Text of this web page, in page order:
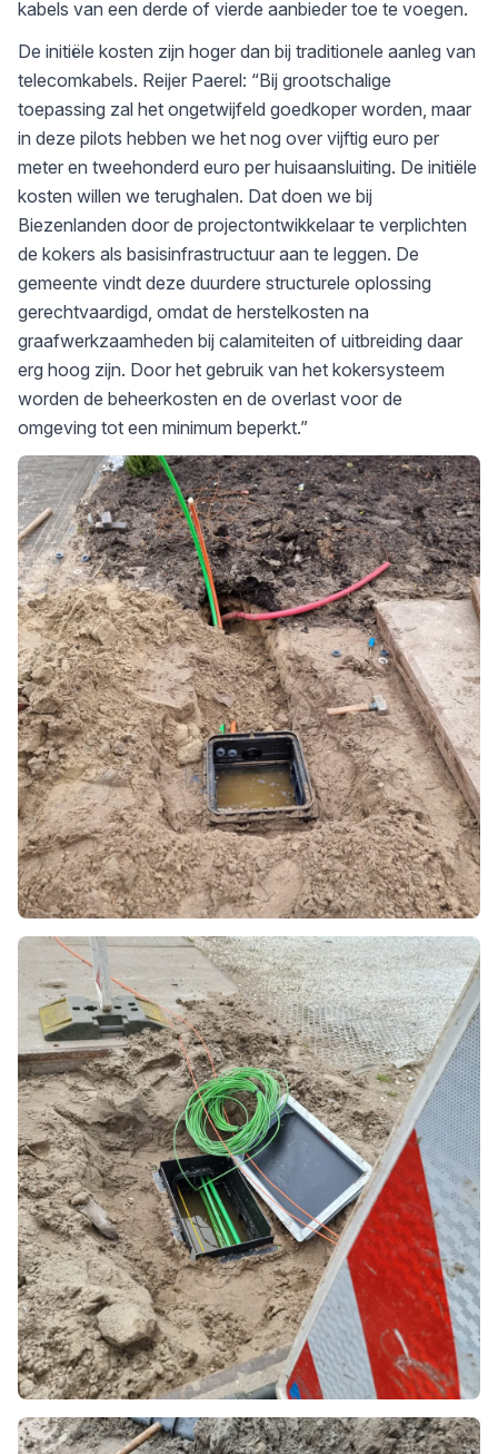
kabels van een derde of vierde aanbieder toe te voegen.
De initiële kosten zijn hoger dan bij traditionele aanleg van
telecomkabels. Reijer Paerel: “Bij grootschalige
toepassing zal het ongetwijfeld goedkoper worden, maar
in deze pilots hebben we het nog over vijftig euro per
meter en tweehonderd euro per huisaansluiting. De initiële
kosten willen we terughalen. Dat doen we bij
Biezenlanden door de projectontwikkelaar te verplichten
de kokers als basisinfrastructuur aan te leggen. De
gemeente vindt deze duurdere structurele oplossing
gerechtvaardigd, omdat de herstelkosten na
graafwerkzaamheden bij calamiteiten of uitbreiding daar
erg hoog zijn. Door het gebruik van het kokersysteem
worden de beheerkosten en de overlast voor de
omgeving tot een minimum beperkt.”